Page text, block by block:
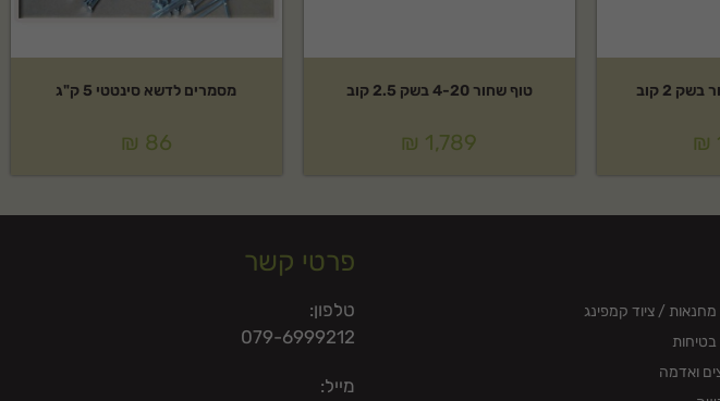
2 קוב
₪
טוף שחור 4-20 בשק 2.5 קוב
₪ 1,789
מסמרים לדשא סינטטי 5 ק"ג
₪ 86
מחנאות / ציוד קמפינג
בטיחות
ואדמה
פרטי קשר
טלפון:
079-6999212
מייל: